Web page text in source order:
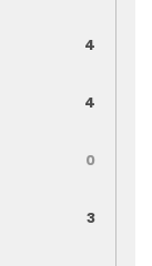
4
4
0
3